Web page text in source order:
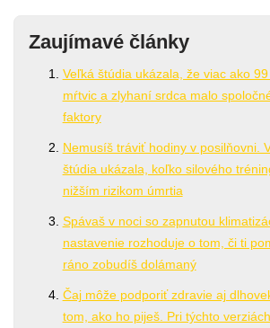
Zaujímavé články
Veľká štúdia ukázala, že viac ako 99
mŕtvic a zlyhaní srdca malo
faktory
Nemusíš tráviť hodiny v posilňovni.
štúdia ukázala, koľko silového
nižším rizikom úmrtia
Spávaš v noci so zapnutou
nastavenie rozhoduje o tom, či ti
ráno zobudíš dolámaný
Čaj môže podporiť zdravie aj
tom, ako ho piješ. Pri týchto